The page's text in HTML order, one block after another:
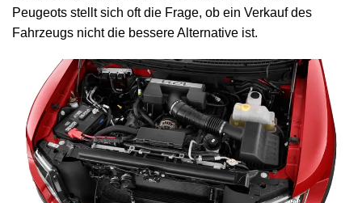
Peugeots stellt sich oft die Frage, ob ein Verkauf des
Fahrzeugs nicht die bessere Alternative ist.